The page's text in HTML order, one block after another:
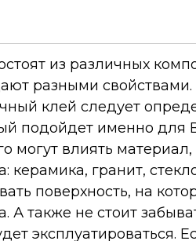
клей
из различных
разными
клей следует
подойдет именно для
могут влиять
керамика, гранит,
поверхность, на
А также не стоит
эксплуатироваться.